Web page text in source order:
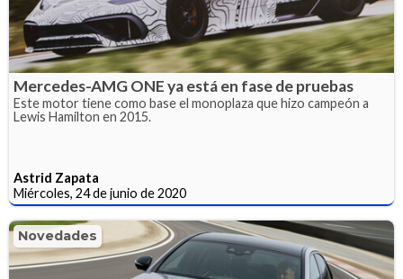
Mercedes-AMG ONE ya está en fase de pruebas
Este motor tiene como base el monoplaza que hizo campeón a
Lewis Hamilton en 2015.
Astrid Zapata
Miércoles, 24 de junio de 2020
Novedades